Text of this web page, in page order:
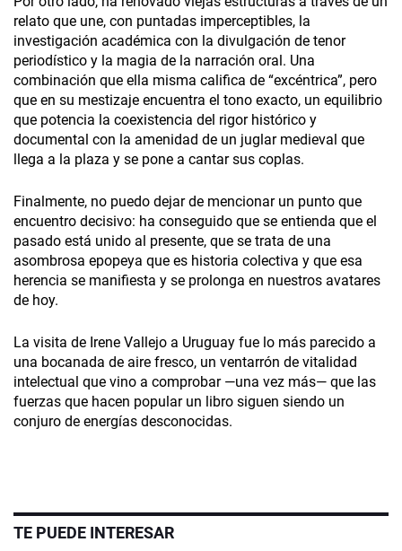
relato que une, con puntadas imperceptibles, la
investigación académica con la divulgación de tenor
periodístico y la magia de la narración oral. Una
combinación que ella misma califica de “excéntrica”, pero
que en su mestizaje encuentra el tono exacto, un equilibrio
que potencia la coexistencia del rigor histórico y
documental con la amenidad de un juglar medieval que
llega a la plaza y se pone a cantar sus coplas.
Finalmente, no puedo dejar de mencionar un punto que
encuentro decisivo: ha conseguido que se entienda que el
pasado está unido al presente, que se trata de una
asombrosa epopeya que es historia colectiva y que esa
herencia se manifiesta y se prolonga en nuestros avatares
de hoy.
La visita de Irene Vallejo a Uruguay fue lo más parecido a
una bocanada de aire fresco, un ventarrón de vitalidad
intelectual que vino a comprobar —una vez más— que las
fuerzas que hacen popular un libro siguen siendo un
conjuro de energías desconocidas.
TE PUEDE INTERESAR